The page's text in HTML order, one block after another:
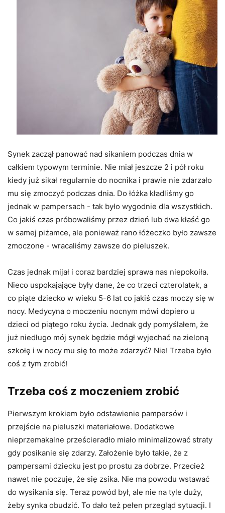
Synek zaczął panować nad sikaniem podczas dnia w
całkiem typowym terminie. Nie miał jeszcze 2 i pół roku
kiedy już sikał regularnie do nocnika i prawie nie zdarzało
mu się zmoczyć podczas dnia. Do łóżka kładliśmy go
jednak w pampersach - tak było wygodnie dla wszystkich.
Co jakiś czas próbowaliśmy przez dzień lub dwa kłaść go
w samej piżamce, ale ponieważ rano łóżeczko było zawsze
zmoczone - wracaliśmy zawsze do pieluszek.
Czas jednak mijał i coraz bardziej sprawa nas niepokoiła.
Nieco uspokajające były dane, że co trzeci czterolatek, a
co piąte dziecko w wieku 5-6 lat co jakiś czas moczy się w
nocy. Medycyna o moczeniu nocnym mówi dopiero u
dzieci od piątego roku życia. Jednak gdy pomyślałem, że
już niedługo mój synek będzie mógł wyjechać na zieloną
szkołę i w nocy mu się to może zdarzyć? Nie! Trzeba było
coś z tym zrobić!
Trzeba coś z moczeniem zrobić
Pierwszym krokiem było odstawienie pampersów i
przejście na pieluszki materiałowe. Dodatkowe
nieprzemakalne prześcieradło miało minimalizować straty
gdy posikanie się zdarzy. Założenie było takie, że z
pampersami dziecku jest po prostu za dobrze. Przecież
nawet nie poczuje, że się zsika. Nie ma powodu wstawać
do wysikania się. Teraz powód był, ale nie na tyle duży,
żeby synka obudzić. To dało też pełen przegląd sytuacji. I